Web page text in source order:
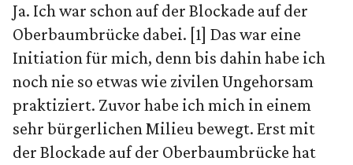
Ja. Ich war schon auf der Blockade auf der
Oberbaumbrücke dabei. [1] Das war eine
Initiation für mich, denn bis dahin habe ich
noch nie so etwas wie zivilen Ungehorsam
praktiziert. Zuvor habe ich mich in einem
sehr bürgerlichen Milieu bewegt. Erst mit
der Blockade auf der Oberbaumbrücke hat